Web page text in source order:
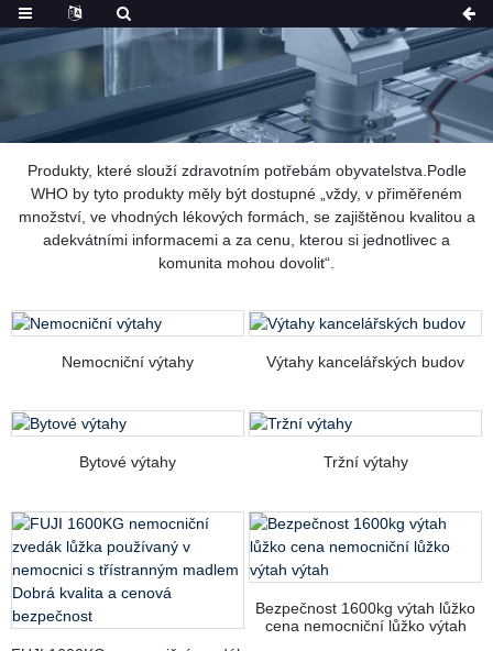
Produkty, které slouží zdravotním potřebám obyvatelstva.Podle
WHO by tyto produkty měly být dostupné „vždy, v přiměřeném
množství, ve vhodných lékových formách, se zajištěnou kvalitou a
adekvátními informacemi a za cenu, kterou si jednotlivec a
komunita mohou dovolit“.
Nemocniční výtahy Výtahy kancelářských budov
Bytové výtahy Tržní výtahy
Bezpečnost 1600kg výtah lůžko
cena nemocniční lůžko výtah